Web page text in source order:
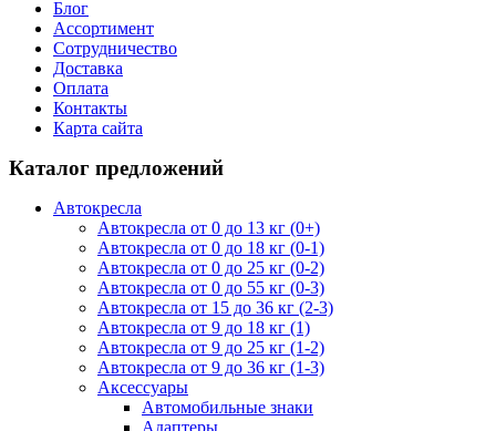
Блог
Ассортимент
Сотрудничество
Доставка
Оплата
Контакты
Карта сайта
Каталог предложений
Автокресла
Автокресла от 0 до 13 кг (0+)
Автокресла от 0 до 18 кг (0-1)
Автокресла от 0 до 25 кг (0-2)
Автокресла от 0 до 55 кг (0-3)
Автокресла от 15 до 36 кг (2-3)
Автокресла от 9 до 18 кг (1)
Автокресла от 9 до 25 кг (1-2)
Автокресла от 9 до 36 кг (1-3)
Аксессуары
Автомобильные знаки
Адаптеры